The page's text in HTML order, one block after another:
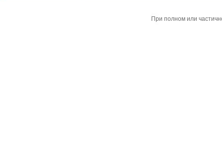
При полном или